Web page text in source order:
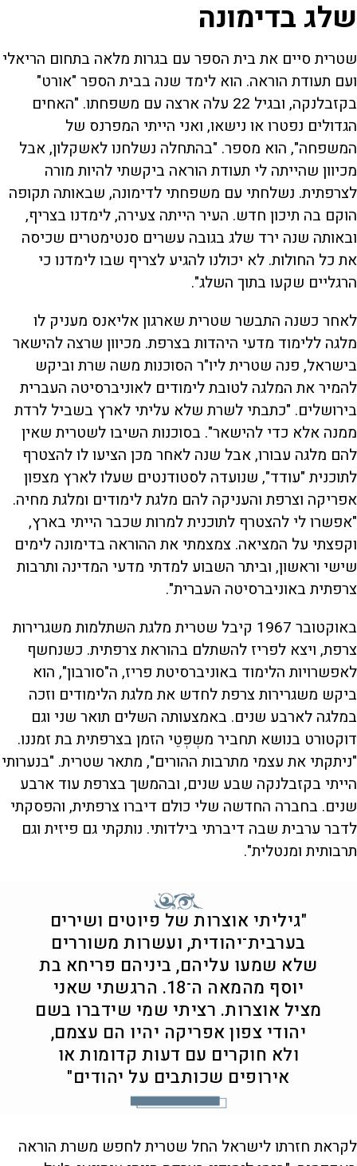
שלג בדימונה
שטרית סיים את בית הספר עם בגרות מלאה בתחום הריאלי
ועם תעודת הוראה. הוא לימד שנה בבית הספר "אורט"
בקזבלנקה, ובגיל 22 עלה ארצה עם משפחתו. "האחים
הגדולים נפטרו או נישאו, ואני הייתי המפרנס של
המשפחה", הוא מספר. "בהתחלה נשלחנו לאשקלון, אבל
מכיוון שהייתה לי תעודת הוראה ביקשתי להיות מורה
לצרפתית. נשלחתי עם משפחתי לדימונה, שבאותה תקופה
הוקם בה תיכון חדש. העיר הייתה צעירה, לימדנו בצריף,
ובאותה שנה ירד שלג בגובה עשרים סנטימטרים שכיסה
את כל החולות. לא יכולנו להגיע לצריף שבו לימדנו כי
הרגליים שקעו בתוך השלג".
לאחר כשנה התבשר שטרית שארגון אליאנס מעניק לו
מלגה ללימוד מדעי היהדות בצרפת. מכיוון שרצה להישאר
בישראל, פנה שטרית ליו"ר הסוכנות משה שרת וביקש
להמיר את המלגה לטובת לימודים לאוניברסיטה העברית
בירושלים. "כתבתי לשרת שלא עליתי לארץ בשביל לרדת
ממנה אלא כדי להישאר". בסוכנות השיבו לשטרית שאין
להם מלגה עבורו, אבל שנה לאחר מכן הציעו לו להצטרף
לתוכנית "עודד", שנועדה לסטודנטים שעלו לארץ מצפון
אפריקה וצרפת והעניקה להם מלגת לימודים ומלגת מחיה.
"אפשרו לי להצטרף לתוכנית למרות שכבר הייתי בארץ,
וקפצתי על המציאה. צמצמתי את ההוראה בדימונה לימים
שישי וראשון, וביתר השבוע למדתי מדעי המדינה ותרבות
צרפתית באוניברסיטה העברית".
באוקטובר 1967 קיבל שטרית מלגת השתלמות משגרירות
צרפת, ויצא לפריז להשתלם בהוראת צרפתית. כשנחשף
לאפשרויות הלימוד באוניברסיטת פריז, ה"סורבון", הוא
ביקש משגרירות צרפת לחדש את מלגת הלימודים וזכה
במלגה לארבע שנים. באמצעותה השלים תואר שני וגם
דוקטורט בנושא תחביר משְפְּטֵי הזמן בצרפתית בת זמננו.
"ניתקתי את עצמי מתרבות ההורים", מתאר שטרית. "בנערותי
הייתי בקזבלנקה שבע שנים, ובהמשך בצרפת עוד ארבע
שנים. בחברה החדשה שלי כולם דיברו צרפתית, והפסקתי
לדבר ערבית שבה דיברתי בילדותי. נותקתי גם פיזית וגם
תרבותית ומנטלית".
"גיליתי אוצרות של פיוטים ושירים
בערבית־יהודית, ועשרות משוררים
שלא שמעו עליהם, ביניהם פריחא בת
יוסף מהמאה ה־18. הרגשתי שאני
מציל אוצרות. רציתי שמי שידברו בשם
יהודי צפון אפריקה יהיו הם עצמם,
ולא חוקרים עם דעות קדומות או
אירופים שכותבים על יהודים"
לקראת חזרתו לישראל החל שטרית לחפש משרת הוראה